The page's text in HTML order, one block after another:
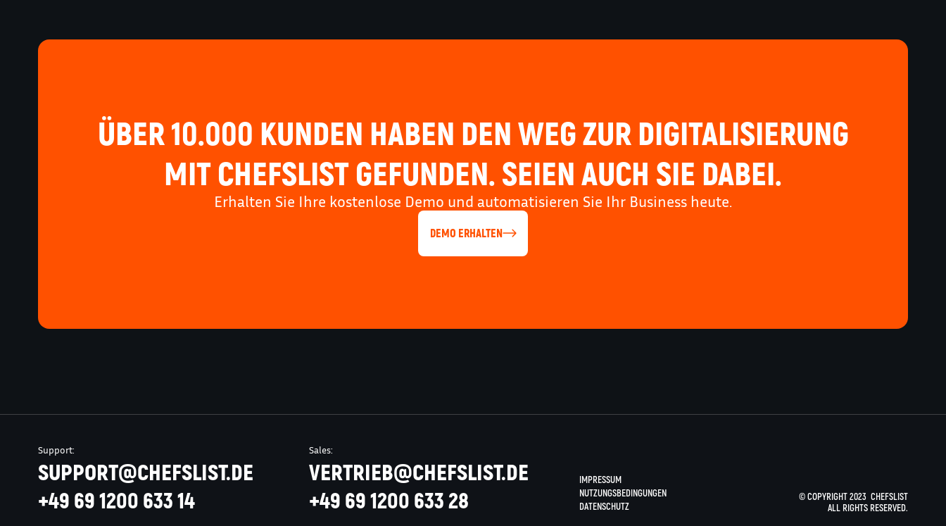
ÜBER 10.000 KUNDEN HABEN DEN WEG ZUR DIGITALISIERUNG
MIT CHEFSLIST GEFUNDEN. SEIEN AUCH SIE DABEI.
Erhalten Sie Ihre kostenlose Demo und automatisieren Sie Ihr Business heute.
DEMO ERHALTEN
Support:
SUPPORT@CHEFSLIST.DE
+49 69 1200 633 14
Sales:
VERTRIEB@CHEFSLIST.DE
+49 69 1200 633 28
IMPRESSUM
NUTZUNGSBEDINGUNGEN
DATENSCHUTZ
© COPYRIGHT 2023 CHEFSLIST
ALL RIGHTS RESERVED.